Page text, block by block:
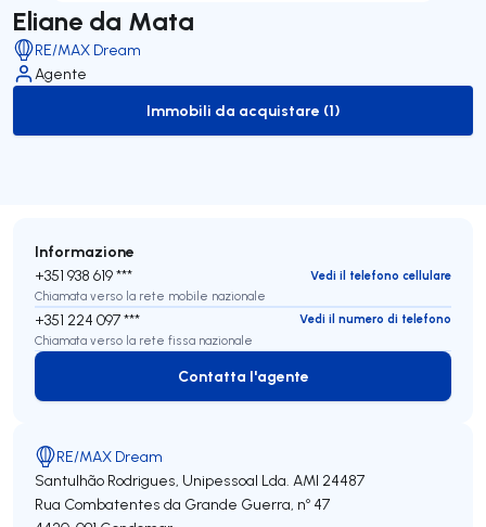
Eliane da Mata
RE/MAX Dream
Agente
to-buy-listing
Immobili da acquistare (1)
Informazione
+351 938 619 ***
Vedi il telefono cellulare
Chiamata verso la rete mobile nazionale
+351 224 097 ***
Vedi il numero di telefono
Chiamata verso la rete fissa nazionale
Contatta l'agente
Contatta l'agente
RE/MAX Dream
Santulhão Rodrigues, Unipessoal Lda. AMI 24487
Rua Combatentes da Grande Guerra, nº 47